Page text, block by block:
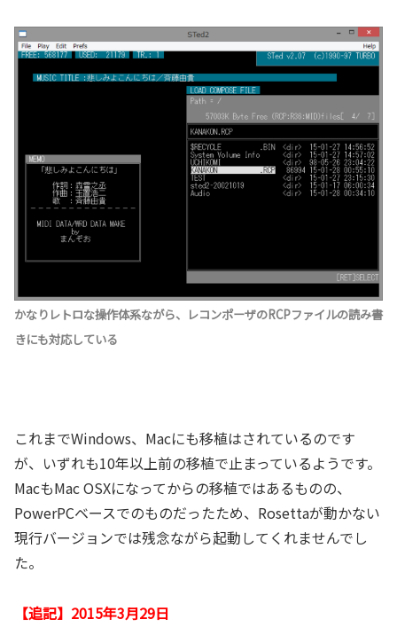
かなりレトロな操作体系ながら、レコンポーザのRCPファイルの読み書
きにも対応している
これまでWindows、Macにも移植はされているのです
が、いずれも10年以上前の移植で止まっているようです。
MacもMac OSXになってからの移植ではあるものの、
PowerPCベースでのものだったため、Rosettaが動かない
現行バージョンでは残念ながら起動してくれませんでし
た。
【追記】2015年3月29日